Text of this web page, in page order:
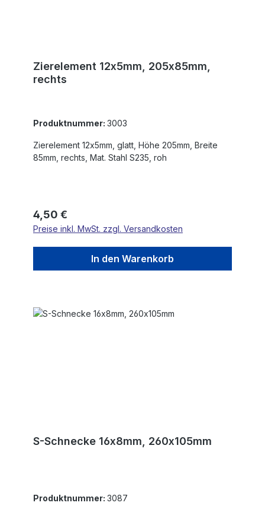
Zierelement 12x5mm, 205x85mm,
rechts
Produktnummer: 3003
Zierelement 12x5mm, glatt, Höhe 205mm, Breite
85mm, rechts, Mat. Stahl S235, roh
Regulärer Preis:
4,50 €
Preise inkl. MwSt. zzgl. Versandkosten
In den Warenkorb
S-Schnecke 16x8mm, 260x105mm
Produktnummer: 3087